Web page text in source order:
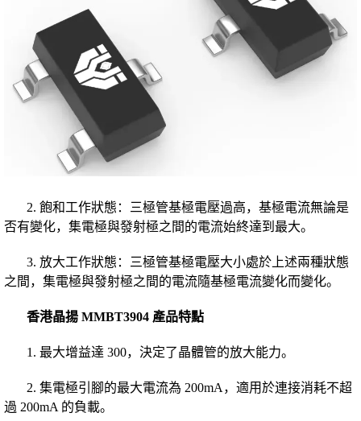
2. 飽和工作狀態：三極管基極電壓過高，基極電流無論是
否有變化，集電極與發射極之間的電流始終達到最大。
3. 放大工作狀態：三極管基極電壓大小處於上述兩種狀態
之間，集電極與發射極之間的電流隨基極電流變化而變化。
香港晶揚 MMBT3904 產品特點
1. 最大增益達 300，決定了晶體管的放大能力。
2. 集電極引腳的最大電流為 200mA，適用於連接消耗不超
過 200mA 的負載。